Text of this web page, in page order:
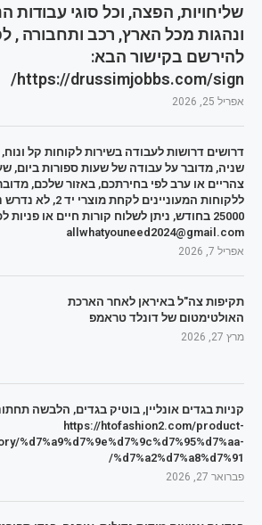
שליחויות, הפצה, וכל סוגי עבודות
ונהגות מכל הארץ, רכב ותחבורה ,
להירשם בקישור הבא:
https://drussimjobbs.com/sign/
אפריל 25, 2026
שניה, מדובר על עבודה של שעות ספורות ביום,
צהריים או ערב לפי בחירתכם, באזור שלכם,
25000 בחודש, ניתן לשלוח קורות חיים או
allwhatyouneed2024@gmail.com
אפריל 7, 2026
תקיפות צה"ל באיראן לאחר הארכת
האולטימטום של דונלד טראמפ
מרץ 27, 2026
קניות בגדים אונליין, בוטיק בגדים, הלבשה
https://htofashion2.com/product-
%d7%a9%d7%9e%d7%9c%d7%95%d7%aa-
%d7%a2%d7%a8%d7%91/
פברואר 27, 2026